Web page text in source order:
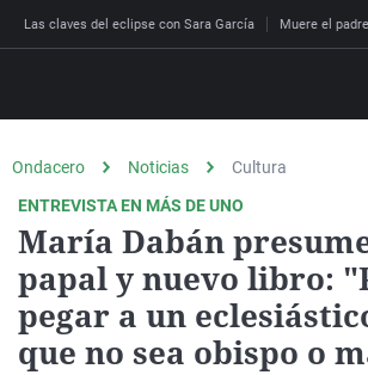
Las claves del eclipse con Sara García Muere el
Programas
Podcast
España
Economía
Ondacero Noticias
Cultura
ENTREVISTA EN MÁS DE UNO
María Dabán
papal y nuevo libro:
pegar a un
que no sea obispo o